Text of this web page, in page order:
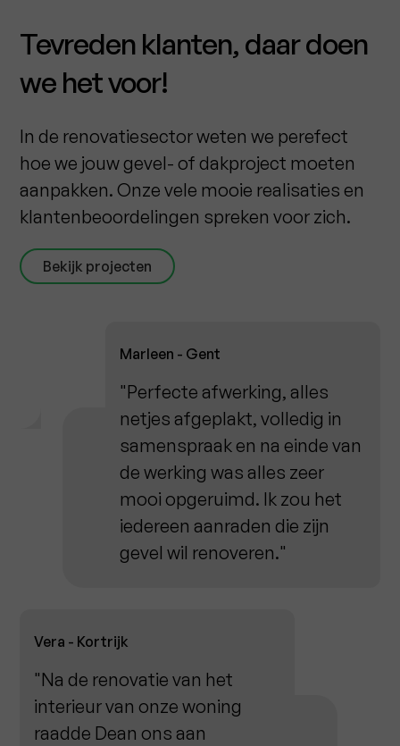
Tevreden klanten, daar doen
we het voor!
In de renovatiesector weten we perefect
hoe we jouw gevel- of dakproject moeten
aanpakken. Onze vele mooie realisaties en
klantenbeoordelingen spreken voor zich.
Bekijk projecten
Marleen - Gent
"Perfecte afwerking, alles
netjes afgeplakt, volledig in
samenspraak en na einde van
de werking was alles zeer
mooi opgeruimd. Ik zou het
iedereen aanraden die zijn
gevel wil renoveren."
Vera - Kortrijk
"Na de renovatie van het
interieur van onze woning
raadde Dean ons aan